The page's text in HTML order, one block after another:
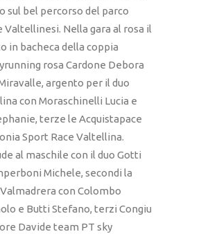
sul bel percorso del parco
Valtellinesi. Nella gara al rosa il
in bacheca della coppia
rosa Cardone Debora
argento per il duo
con Moraschinelli Lucia e
terze le Acquistapace
Sport Race Valtellina.
al maschile con il duo Gotti
Michele, secondi la
con Colombo
e Butti Stefano, terzi Congiu
Davide team PT sky